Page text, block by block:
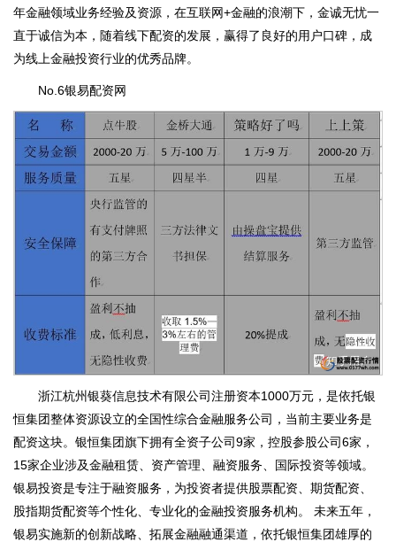
年金融领域业务经验及资源，在互联网+金融的浪潮下，金诚无忧一
直于诚信为本，随着线下配资的发展，赢得了良好的用户口碑，成
为线上金融投资行业的优秀品牌。
No.6银易配资网
浙江杭州银葵信息技术有限公司注册资本1000万元，是依托银
恒集团整体资源设立的全国性综合金融服务公司，当前主要业务是
配资这块。银恒集团旗下拥有全资子公司9家，控股参股公司6家，
15家企业涉及金融租赁、资产管理、融资服务、国际投资等领域。
银易投资是专注于融资服务，为投资者提供股票配资、期货配资、
股指期货配资等个性化、专业化的金融投资服务机构。 未来五年，
银易实施新的创新战略、拓展金融融通渠道，依托银恒集团雄厚的